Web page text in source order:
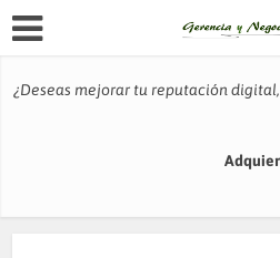
¿Deseas mejorar tu reputación